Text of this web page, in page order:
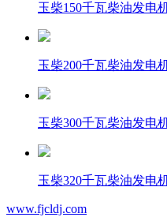
玉柴150千瓦柴油发电
玉柴200千瓦柴油发电
玉柴300千瓦柴油发电
玉柴320千瓦柴油发电
www.fjcldj.com